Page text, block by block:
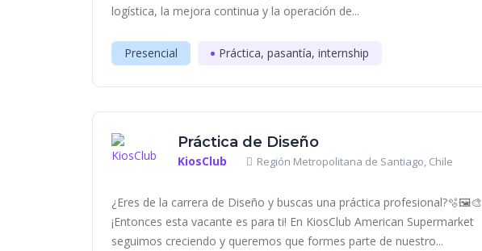
logística, la mejora continua y la operación de...
Presencial Práctica, pasantía, internship
Práctica de Diseño
KiosClub Región Metropolitana de Santiago, Chile
¿Eres de la carrera de Diseño y buscas una práctica profesional?🫧🖼️​🎨
¡Entonces esta vacante es para ti! En KiosClub American Supermarket
seguimos creciendo y queremos que formes parte de nuestro...